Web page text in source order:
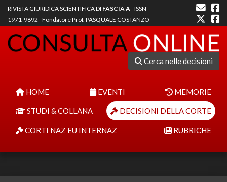
RIVISTA GIURIDICA SCIENTIFICA DI FASCIA A- ISSN
1971-9892 - Fondatore Prof. PASQUALE COSTANZO
Cerca nelle decisioni
HOME EVENTI MEMORIE
STUDI & COLLANA DECISIONI DELLA CORTE
CORTI NAZ EU INTERNAZ RUBRICHE